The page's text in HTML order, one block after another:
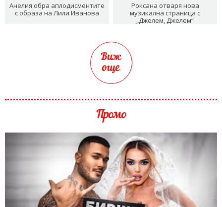
Анелия обра аплодисментите
с образа на Лили Иванова
Роксана отваря нова
музикална страница с
„Джелем, Джелем“
Виж
още
Промо